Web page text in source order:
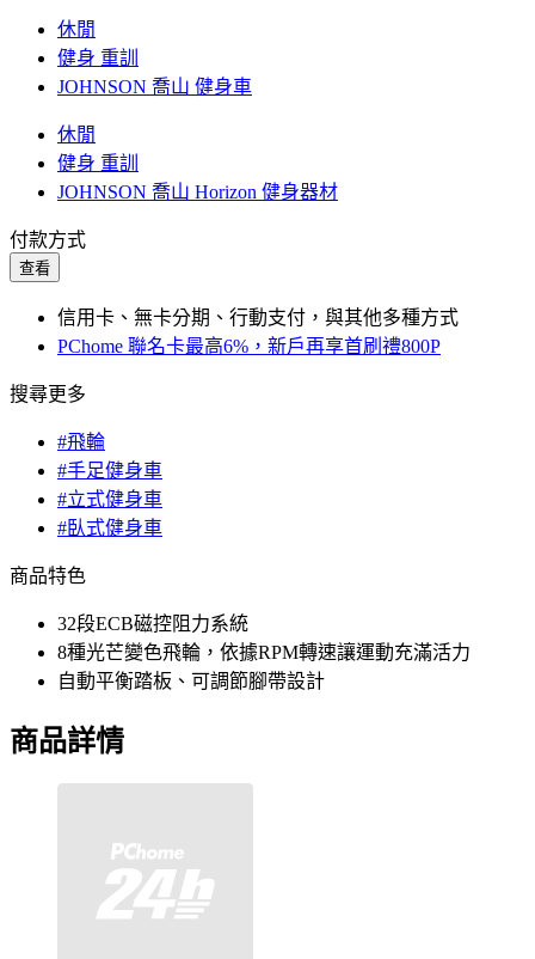
休閒
健身 重訓
JOHNSON 喬山 健身車
休閒
健身 重訓
JOHNSON 喬山 Horizon 健身器材
付款方式
查看
信用卡、無卡分期、行動支付，與其他多種方式
PChome 聯名卡最高6%，新戶再享首刷禮800P
搜尋更多
#飛輪
#手足健身車
#立式健身車
#臥式健身車
商品特色
32段ECB磁控阻力系統
8種光芒變色飛輪，依據RPM轉速讓運動充滿活力
自動平衡踏板、可調節腳帶設計
商品詳情